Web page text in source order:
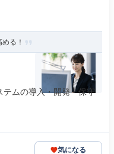
る！
ムの導入・開発・保守
気になる